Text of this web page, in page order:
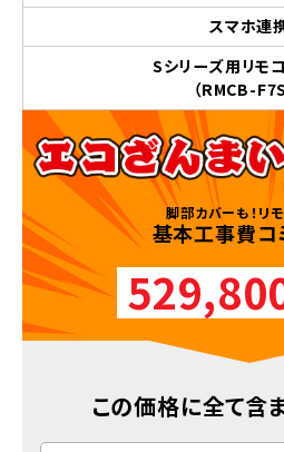
スマホ連
Sシリーズ用リモ
（RMCB-
脚部カバーも！リモ
基本工事費コ
この価格に全て含